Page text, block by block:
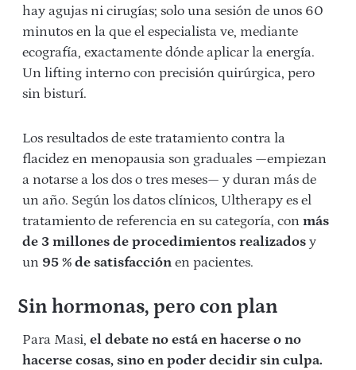
hay agujas ni cirugías; solo una sesión de unos 60
minutos en la que el especialista ve, mediante
ecografía, exactamente dónde aplicar la energía.
Un lifting interno con precisión quirúrgica, pero
sin bisturí.
Los resultados de este tratamiento contra la
flacidez en menopausia son graduales —empiezan
a notarse a los dos o tres meses— y duran más de
un año. Según los datos clínicos, Ultherapy es el
tratamiento de referencia en su categoría, con más
de 3 millones de procedimientos realizados y
un 95 % de satisfacción en pacientes.
Sin hormonas, pero con plan
Para Masi, el debate no está en hacerse o no
hacerse cosas, sino en poder decidir sin culpa.